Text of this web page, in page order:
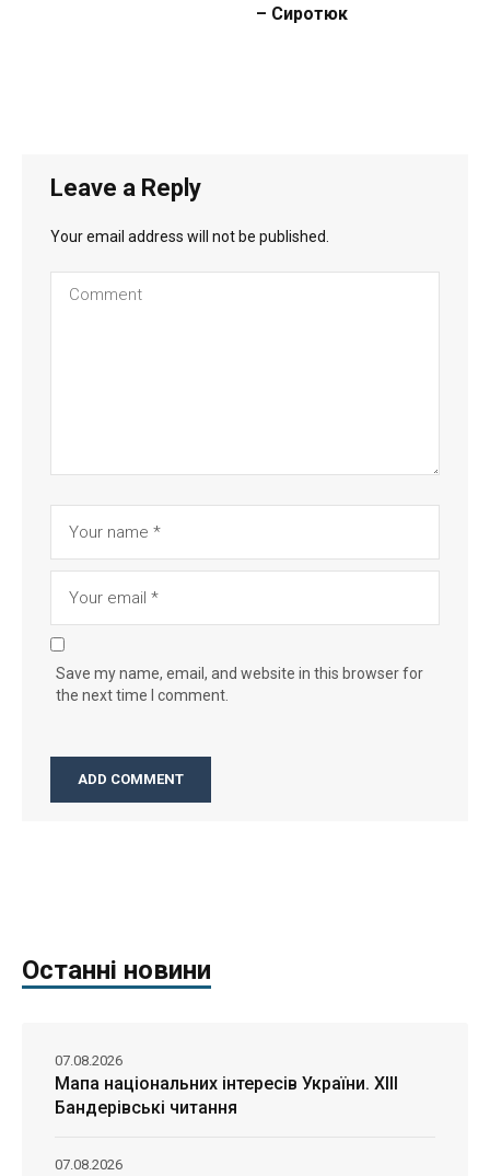
– Сиротюк
Leave a Reply
Your email address will not be published.
Save my name, email, and website in this browser for
the next time I comment.
Останні новини
Мапа національних інтересів України. ХІІІ
Бандерівські читання
07.08.2026
07.08.2026